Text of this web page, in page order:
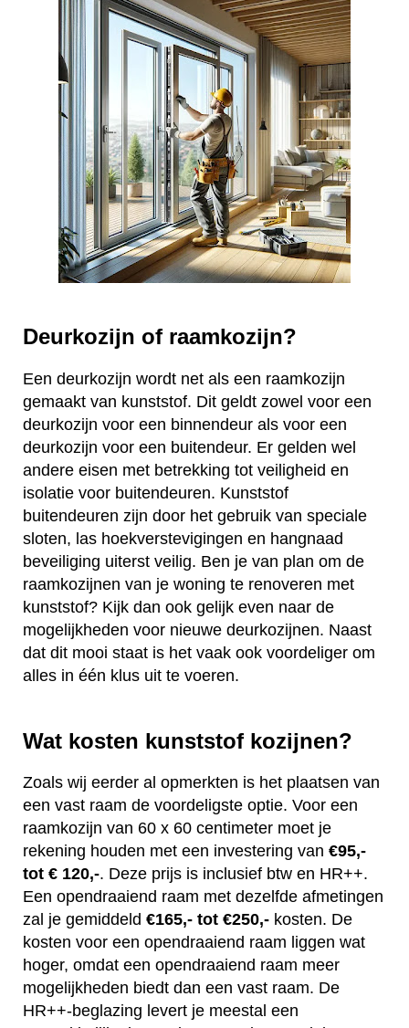
Deurkozijn of raamkozijn?
Een deurkozijn wordt net als een raamkozijn
gemaakt van kunststof. Dit geldt zowel voor een
deurkozijn voor een binnendeur als voor een
deurkozijn voor een buitendeur. Er gelden wel
andere eisen met betrekking tot veiligheid en
isolatie voor buitendeuren. Kunststof
buitendeuren zijn door het gebruik van speciale
sloten, las hoekverstevigingen en hangnaad
beveiliging uiterst veilig. Ben je van plan om de
raamkozijnen van je woning te renoveren met
kunststof? Kijk dan ook gelijk even naar de
mogelijkheden voor nieuwe deurkozijnen. Naast
dat dit mooi staat is het vaak ook voordeliger om
alles in één klus uit te voeren.
Wat kosten kunststof kozijnen?
Zoals wij eerder al opmerkten is het plaatsen van
een vast raam de voordeligste optie. Voor een
raamkozijn van 60 x 60 centimeter moet je
rekening houden met een investering van €95,-
tot € 120,-. Deze prijs is inclusief btw en HR++.
Een opendraaiend raam met dezelfde afmetingen
zal je gemiddeld €165,- tot €250,- kosten. De
kosten voor een opendraaiend raam liggen wat
hoger, omdat een opendraaiend raam meer
mogelijkheden biedt dan een vast raam. De
HR++-beglazing levert je meestal een